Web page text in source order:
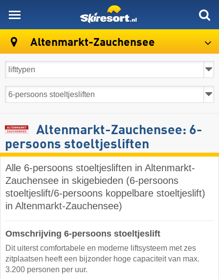
Altenmarkt-Zauchensee
Altenmarkt-Zauchensee: 6-
persoons stoeltjesliften
Alle 6-persoons stoeltjesliften in Altenmarkt-
Zauchensee in skigebieden (6-persoons
stoeltjeslift/6-persoons koppelbare stoeltjeslift)
in Altenmarkt-Zauchensee)
Omschrijving 6-persoons stoeltjeslift
Dit uiterst comfortabele en moderne liftsysteem met zes
zitplaatsen heeft een bijzonder hoge capaciteit van max.
3.200 personen per uur.